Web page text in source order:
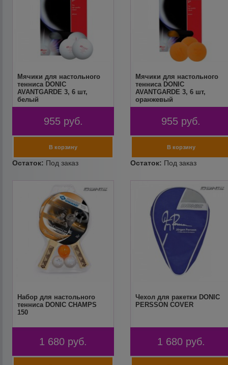
Мячики для настольного
тенниса DONIC
AVANTGARDE 3, 6 шт,
белый
955 руб.
Мячики для настольного
тенниса DONIC
AVANTGARDE 3, 6 шт,
оранжевый
955 руб.
Набор для настольного
тенниса DONIC CHAMPS
150
1 680 руб.
Чехол для ракетки DONIC
PERSSON COVER
1 680 руб.